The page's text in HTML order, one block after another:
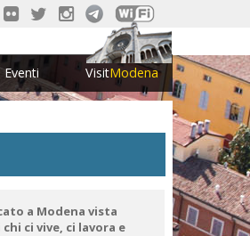
Eventi VisitModena
a Modena vista
ci vive, ci lavora e